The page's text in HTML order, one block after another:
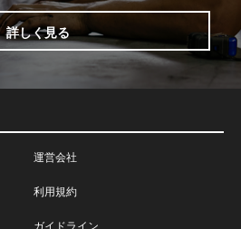
詳しく見る
運営会社
利用規約
ガイドライン